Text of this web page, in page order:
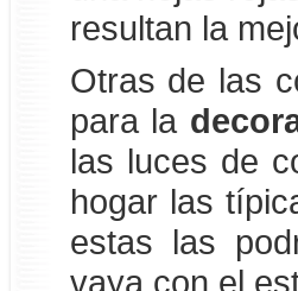
resultan la
Otras de las
para la
las luces de
hogar las
estas las
vaya con el